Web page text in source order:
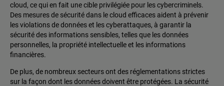
cloud, ce qui en fait une cible privilégiée pour les cybercriminels.
Des mesures de sécurité dans le cloud efficaces aident à prévenir
les violations de données et les cyberattaques, à garantir la
sécurité des informations sensibles, telles que les données
personnelles, la propriété intellectuelle et les informations
financières.
De plus, de nombreux secteurs ont des réglementations strictes
sur la façon dont les données doivent être protégées. La sécurité